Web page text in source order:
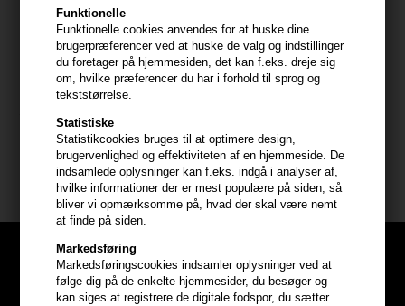
Funktionelle
Funktionelle cookies anvendes for at huske dine
brugerpræferencer ved at huske de valg og indstillinger
du foretager på hjemmesiden, det kan f.eks. dreje sig
om, hvilke præferencer du har i forhold til sprog og
tekststørrelse.
Statistiske
Statistikcookies bruges til at optimere design,
brugervenlighed og effektiviteten af en hjemmeside. De
indsamlede oplysninger kan f.eks. indgå i analyser af,
hvilke informationer der er mest populære på siden, så
bliver vi opmærksomme på, hvad der skal være nemt
at finde på siden.
Markedsføring
Markedsføringscookies indsamler oplysninger ved at
følge dig på de enkelte hjemmesider, du besøger og
kan siges at registrere de digitale fodspor, du sætter.
- Hårtype: fint og tyndt hår
- Effekt: fylde og hovedbundspleje
Godt at vide
- Udviklet til dig der ønsker en målrettet rutine mod hår der føles
- Ideel hvis du søger hårvækstserum til tyndt hår eller serum til
mere fyldigt hår uden at tynge
- Perfekt til dig der ønsker et kraftigere hårudtryk